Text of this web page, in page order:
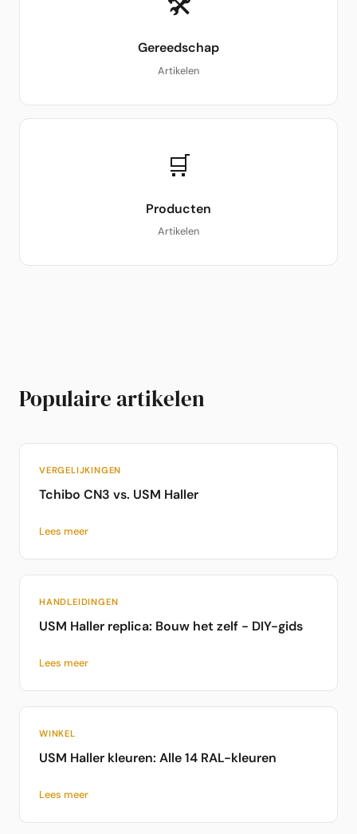
Gereedschap
Artikelen
🛒
Producten
Artikelen
Populaire artikelen
VERGELIJKINGEN
Tchibo CN3 vs. USM Haller
Lees meer
HANDLEIDINGEN
USM Haller replica: Bouw het zelf - DIY-gids
Lees meer
WINKEL
USM Haller kleuren: Alle 14 RAL-kleuren
Lees meer